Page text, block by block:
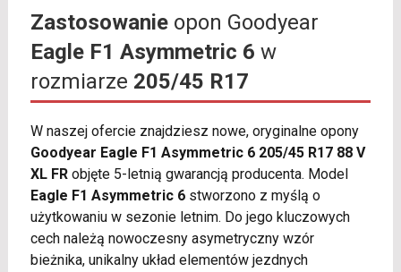
Zastosowanieopon Goodyear
Eagle F1 Asymmetric 6 w
rozmiarze 205/45 R17
W naszej ofercie znajdziesz nowe, oryginalne opony
Goodyear Eagle F1 Asymmetric 6 205/45 R17 88 V
XL FRobjęte 5-letnią gwarancją producenta. Model
Eagle F1 Asymmetric 6stworzono z myślą o
użytkowaniu w sezonie letnim. Do jego kluczowych
cech należą nowoczesny asymetryczny wzór
bieżnika, unikalny układ elementów jezdnych